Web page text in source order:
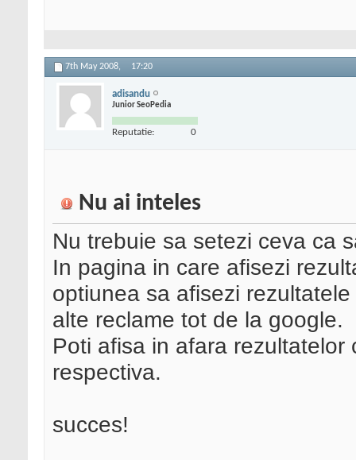
7th May 2008, 17:20
adisandu
Junior SeoPedia
Reputatie: 0
Nu ai inteles
Nu trebuie sa setezi ceva ca
In pagina in care afisezi
optiunea sa afisezi
alte reclame tot de la google.
Poti afisa in afara
respectiva.
succes!